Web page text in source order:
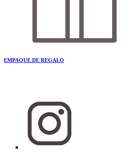
EMPAQUE DE REGALO